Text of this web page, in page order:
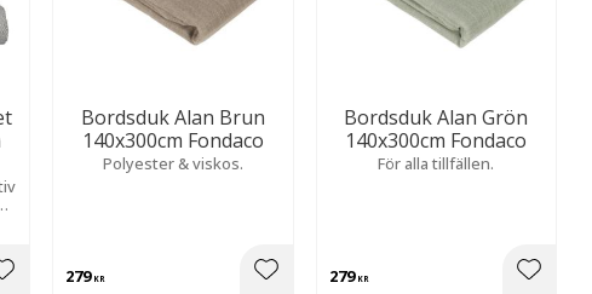
Lägg till i favoriter
Bordsduk Alan Brun
140x300cm Fondaco
Polyester & viskos.
279KR Lägg till i favoriter
Bordsduk Alan Grön
140x300cm Fondaco
För alla tillfällen.
279KR Lägg